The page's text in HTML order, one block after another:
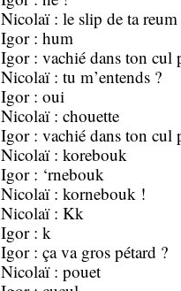
Nicolaï : le slip de ta reum
Igor : hum
Igor : vachié dans ton cul
Nicolaï : tu m’entends ?
Igor : oui
Nicolaï : chouette
Igor : vachié dans ton cul
Nicolaï : korebouk
Igor : ‘rnebouk
Nicolaï : kornebouk !
Nicolaï : Kk
Igor : k
Igor : ça va gros pétard ?
Nicolaï : pouet